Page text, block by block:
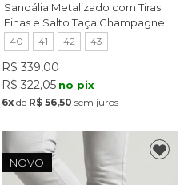
Sandália Metalizado com Tiras
Finas e Salto Taça Champagne
40 41 42 43
R$ 339,00
R$ 322,05 no pix
6xde R$ 56,50 sem juros
NOVO